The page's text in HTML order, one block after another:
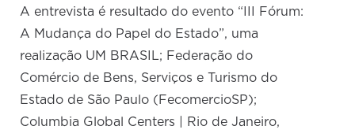
A entrevista é resultado do evento “III Fórum:
A Mudança do Papel do Estado”, uma
realização UM BRASIL; Federação do
Comércio de Bens, Serviços e Turismo do
Estado de São Paulo (FecomercioSP);
Columbia Global Centers | Rio de Janeiro,